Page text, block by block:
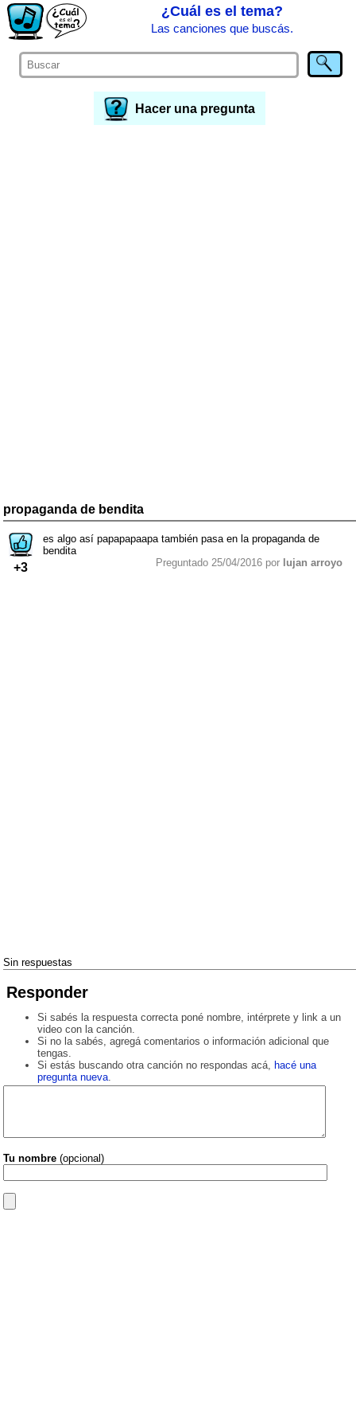
¿Cuál es el tema?
Las canciones que buscás.
Hacer una pregunta
propaganda de bendita
+3
es algo así papapapaapa también pasa en la propaganda de
bendita
Preguntado 25/04/2016 por lujan arroyo
Sin respuestas
Responder
Si sabés la respuesta correcta poné nombre, intérprete y link a un
video con la canción.
Si no la sabés, agregá comentarios o información adicional que
tengas.
Si estás buscando otra canción no respondas acá, hacé una
pregunta nueva.
Tu nombre (opcional)